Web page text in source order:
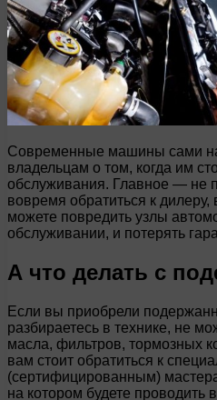
Современные машины сами
владельцам о том, когда им
обслуживания. Главное — не
вовремя обратиться к
можете повредить узлы
обслуживании, и потерять
А что делать с
Если вы приобрели
разбираетесь в технике, не
масла, фильтров, тормозных
вам стоит обратиться к
(сертифицированным)
на котором будете проводить